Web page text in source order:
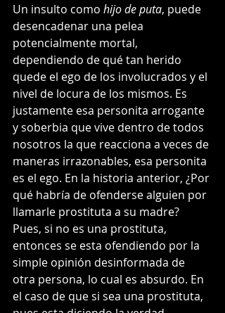
Un insulto como hijo de puta, puede
desencadenar una pelea
potencialmente mortal,
dependiendo de qué tan herido
quede el ego de los involucrados y el
nivel de locura de los mismos. Es
justamente esa personita arrogante
y soberbia que vive dentro de todos
nosotros la que reacciona a veces de
maneras irrazonables, esa personita
es el ego. En la historia anterior, ¿Por
qué habría de ofenderse alguien por
llamarle prostituta a su madre?
Pues, si no es una prostituta,
entonces se esta ofendiendo por la
simple opinión desinformada de
otra persona, lo cual es absurdo. En
el caso de que si sea una prostituta,